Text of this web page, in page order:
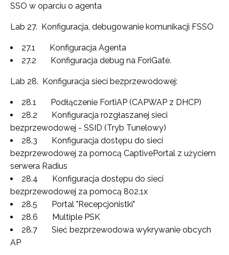
SSO w oparciu o agenta
Lab 27. Konfiguracja, debugowanie komunikacji FSSO
27.1 Konfiguracja Agenta
27.2 Konfiguracja debug na ForiGate.
Lab 28. Konfiguracja sieci bezprzewodowej:
28.1 Podłączenie FortiAP (CAPWAP z DHCP)
28.2 Konfiguracja rozgłaszanej sieci
bezprzewodowej - SSID (Tryb Tunelowy)
28.3 Konfiguracja dostępu do sieci
bezprzewodowej za pomocą CaptivePortal z użyciem
serwera Radius
28.4 Konfiguracja dostępu do sieci
bezprzewodowej za pomocą 802.1x
28.5 Portal "Recepcjonistki"
28.6 Multiple PSK
28.7 Sieć bezprzewodowa wykrywanie obcych
AP